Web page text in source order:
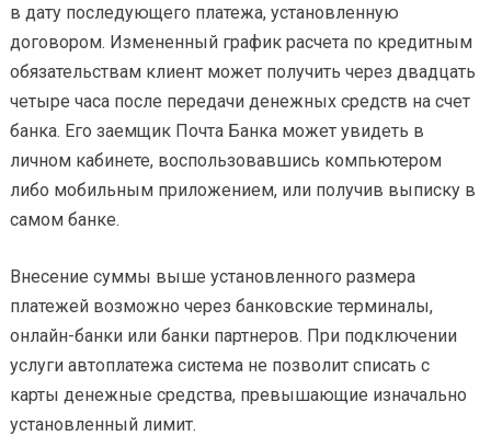
в дату последующего платежа, установленную
договором. Измененный график расчета по кредитным
обязательствам клиент может получить через двадцать
четыре часа после передачи денежных средств на счет
банка. Его заемщик Почта Банка может увидеть в
личном кабинете, воспользовавшись компьютером
либо мобильным приложением, или получив выписку в
самом банке.
Внесение суммы выше установленного размера
платежей возможно через банковские терминалы,
онлайн-банки или банки партнеров. При подключении
услуги автоплатежа система не позволит списать с
карты денежные средства, превышающие изначально
установленный лимит.